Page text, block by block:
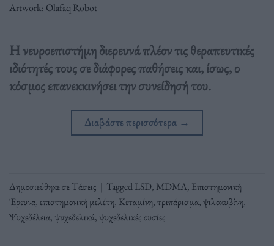
Artwork: Olafaq Robot
Η νευροεπιστήμη διερευνά πλέον τις θεραπευτικές
ιδιότητές τους σε διάφορες παθήσεις και, ίσως, ο
κόσμος επανεκκινήσει την συνείδησή του.
Διαβάστε περισσότερα →
Δημοσιεύθηκε σεΤάσεις | TaggedLSD, MDMA, Επιστημονική
Έρευνα, επιστημονική μελέτη, Κεταμίνη,τριπάρισμα,ψιλοκυβίνη,
Ψυχεδέλεια,ψυχεδελικά,ψυχεδελικές ουσίες